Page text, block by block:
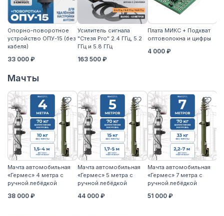
Опорно-поворотное
устройство ОПУ-15 (без
кабеля)
33 000 ₽
Усилитель сигнала
"Стезя Pro" 2.4 ГГц, 5.2
ГГц и 5.8 ГГц
163 500 ₽
Плата МИКС + Подхват
оптоволокна и цифры
4 000 ₽
Мачты
Мачта автомобильная
«Гермес» 4 метра с
ручной лебёдкой
38 000 ₽
Мачта автомобильная
«Гермес» 5 метра с
ручной лебёдкой
44 000 ₽
Мачта автомобильная
«Гермес» 7 метра с
ручной лебёдкой
51 000 ₽